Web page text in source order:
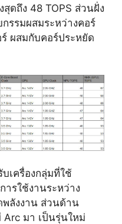
ดถึง 48 TOPS ส่วนฝั่ง
รรมผสมระหว่างคอร์
ผสมกับคอร์ประหยัด
เครื่องกลุ่มที่ใช้
รใช้งานระหว่าง
ลังงาน ส่วนด้าน
Arc มา เป็นรุ่นใหม่